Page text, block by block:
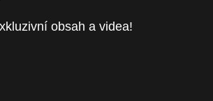
obsah a videa!